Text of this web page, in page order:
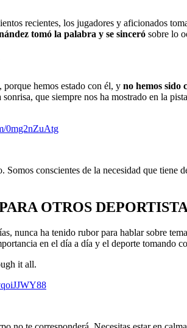
recientes, los jugadores y aficionados
tomó la palabra y se sinceró sobre lo
hemos estado con él, y no hemos sido
que siempre nos ha mostrado en la
0mg2nZuAtg
conscientes de la necesidad que tiene
OTROS
nunca ha tenido rubor para hablar sobre
en el día a día y el deporte tomando
it all.